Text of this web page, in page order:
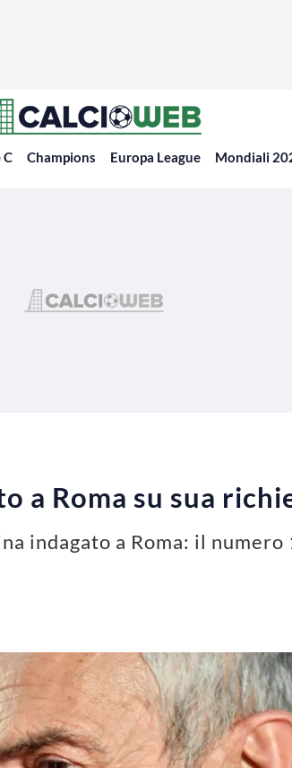
C Champions Europa League Mondiali
a Roma su sua
indagato a Roma: il